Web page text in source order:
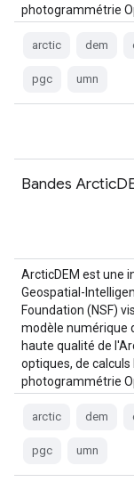
photogrammétrie
arctic dem
pgc umn
Bandes
ArcticDEM est une
Geospatial-
Foundation (NSF)
modèle numérique
haute qualité de
optiques, de
photogrammétrie
arctic dem
pgc umn